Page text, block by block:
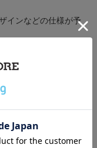
インなどの仕様が予